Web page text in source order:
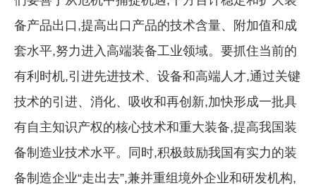
备产品出口,提高出口产品的技术含量、附加值和成
套水平,努力进入高端装备工业领域。要抓住当前的
有利时机,引进先进技术、设备和高端人才,通过关键
技术的引进、消化、吸收和再创新,加快形成一批具
有自主知识产权的核心技术和重大装备,提高我国装
备制造业技术水平。同时,积极鼓励我国有实力的装
备制造企业“走出去”,兼并重组境外企业和研发机构,